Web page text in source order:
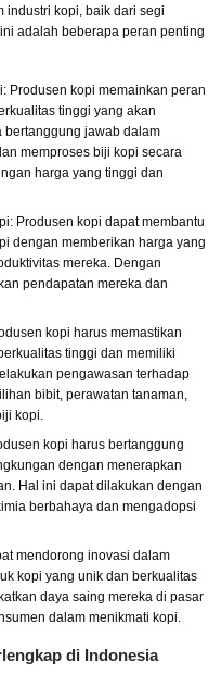
industri kopi, baik dari segi
adalah beberapa peran penting
Produsen kopi memainkan peran
tinggi yang akan
bertanggung jawab dalam
memproses biji kopi secara
harga yang tinggi dan
Produsen kopi dapat membantu
dengan memberikan harga yang
mereka. Dengan
pendapatan mereka dan
kopi harus memastikan
tinggi dan memiliki
pengawasan terhadap
bibit, perawatan tanaman,
kopi.
kopi harus bertanggung
dengan menerapkan
Hal ini dapat dilakukan dengan
berbahaya dan mengadopsi
mendorong inovasi dalam
kopi yang unik dan berkualitas
daya saing mereka di pasar
dalam menikmati kopi.
di Indonesia